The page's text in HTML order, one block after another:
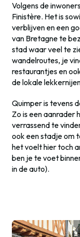
Volgens de
Finistère. Het is
verblijven en een
van Bretagne te
stad waar veel te
wandelroutes, je
restaurantjes en
de lokale
Quimper is tevens
Zo is een aanrader
verrassend te
ook een stadje om
het voelt hier toch
ben je te voet
in de auto).